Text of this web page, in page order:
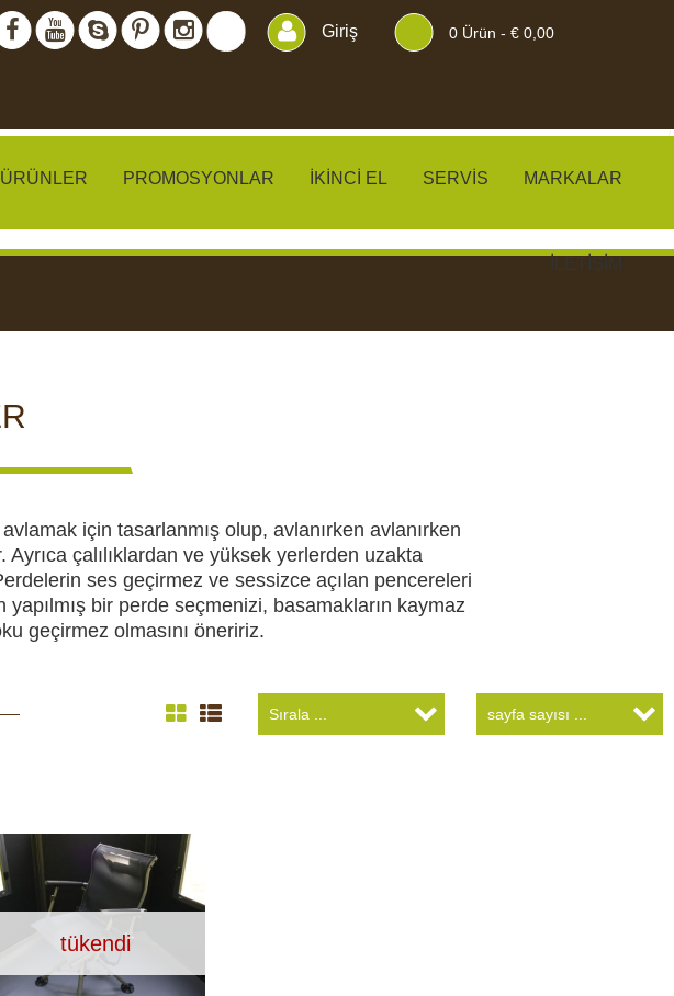
Giriş 0Ürün - € 0,00
ÜRÜNLER PROMOSYONLAR İKINCI EL SERVIS MARKALAR
İLETIŞIM
KAMP VE HOBI AV KIYAFETLERI
için tasarlanmış olup, avlanırken avlanırken
çalılıklardan ve yüksek yerlerden uzakta
ses geçirmez ve sessizce açılan pencereleri
bir perde seçmenizi, basamakların kaymaz
geçirmez olmasını öneririz.
tükendi